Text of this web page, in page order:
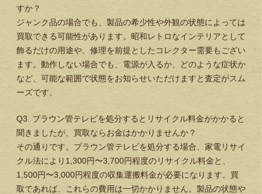
すか？
ジャンク品の場合でも、製品の希少性や外観の状態によっては
買取できる可能性があります。昭和レトロなインテリアとして
飾るだけの用途や、修理を前提としたコレクター需要もござい
ます。動作しない場合でも、電源が入るか、どのような症状か
など、可能な範囲で状態をお知らせいただけますと査定がスム
ーズです。
Q3. ブラウン管テレビを処分するとリサイクル料金がかかると
聞きましたが、買取ならお金はかかりませんか？
その通りです。ブラウン管テレビを処分する場合、家電リサイ
クル法により1,300円〜3,700円程度のリサイクル料金と、
1,500円〜3,000円程度の収集運搬料金が必要になります。買
取であれば、これらの費用は一切かかりません。製品の状態や